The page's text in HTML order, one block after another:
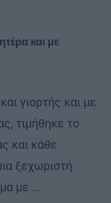
και με
γιορτής και με
τιμήθηκε το
και κάθε
ξεχωριστή
με …